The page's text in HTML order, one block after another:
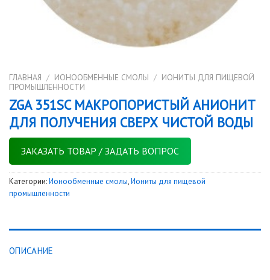
ГЛАВНАЯ / ИОНООБМЕННЫЕ СМОЛЫ / ИОНИТЫ ДЛЯ ПИЩЕВОЙ
ПРОМЫШЛЕННОСТИ
ZGA 351SC МАКРОПОРИСТЫЙ АНИОНИТ
ДЛЯ ПОЛУЧЕНИЯ СВЕРХ ЧИСТОЙ ВОДЫ
ЗАКАЗАТЬ ТОВАР / ЗАДАТЬ ВОПРОС
Категории:Ионообменные смолы,Иониты для пищевой
промышленности
ОПИСАНИЕ